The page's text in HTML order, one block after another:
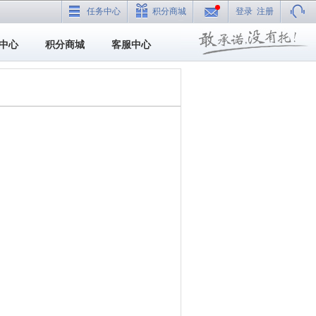
任务中心 积分商城 登录 注册
心 积分商城 客服中心